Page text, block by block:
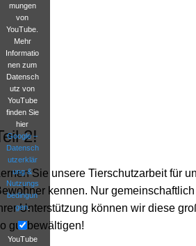
mungen
von
YouTube.
Mehr
Informatio
nen zum
Datensch
utz von
YouTube
finden Sie
hier
Google –
Datensch
utzerklär
ung &
Nutzungs
bedingun
gen.
YouTube
2!
Lernen Sie unsere Tierschutzarbeit für
kennen. Nur
Unterstützung können wir diese
gut bewältigen!